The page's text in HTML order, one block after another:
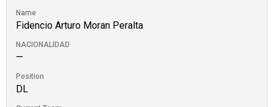
Name
Fidencio Arturo Moran Peralta
NACIONALIDAD
—
Position
DL